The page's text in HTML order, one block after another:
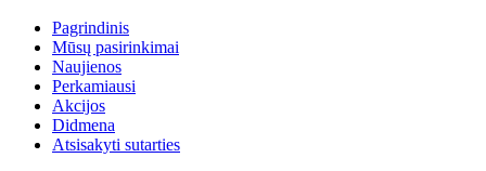
Pagrindinis
Mūsų pasirinkimai
Naujienos
Perkamiausi
Akcijos
Didmena
Atsisakyti sutarties